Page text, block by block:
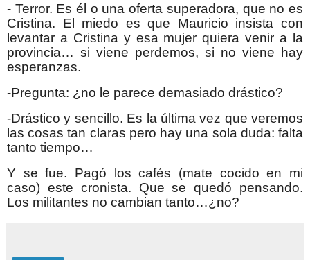
- Terror. Es él o una oferta superadora, que no es
Cristina. El miedo es que Mauricio insista con
levantar a Cristina y esa mujer quiera venir a la
provincia… si viene perdemos, si no viene hay
esperanzas.
-Pregunta: ¿no le parece demasiado drástico?
-Drástico y sencillo. Es la última vez que veremos
las cosas tan claras pero hay una sola duda: falta
tanto tiempo…
Y se fue. Pagó los cafés (mate cocido en mi
caso) este cronista. Que se quedó pensando.
Los militantes no cambian tanto…¿no?